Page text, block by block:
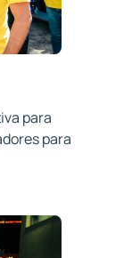
para
para